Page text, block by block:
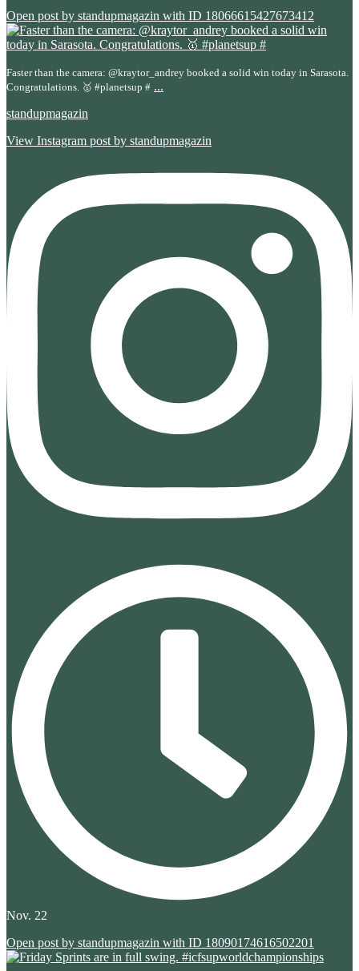
Open post by standupmagazin with ID 18066615427673412
Faster than the camera: @kraytor_andrey booked a solid win today in Sarasota.
Congratulations. 🥇 #planetsup # ...
standupmagazin
View Instagram post by standupmagazin
Nov. 22
Open post by standupmagazin with ID 18090174616502201